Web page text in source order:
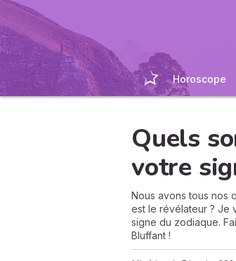
Horoscope
Quels
votre
Nous avons tous nos
est le révélateur ? Je
signe du zodiaque.
Bluffant !